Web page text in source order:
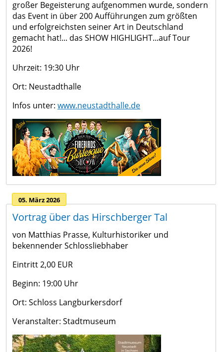
großer Begeisterung aufgenommen wurde, sondern
das Event in über 200 Aufführungen zum größten
und erfolgreichsten seiner Art in Deutschland
gemacht hat!... das SHOW HIGHLIGHT...auf Tour
2026!
Uhrzeit: 19:30 Uhr
Ort: Neustadthalle
Infos unter: www.neustadthalle.de
05. März 2026
Vortrag über das Hirschberger Tal
von Matthias Prasse, Kulturhistoriker und
bekennender Schlossliebhaber
Eintritt 2,00 EUR
Beginn: 19:00 Uhr
Ort: Schloss Langburkersdorf
Veranstalter: Stadtmuseum